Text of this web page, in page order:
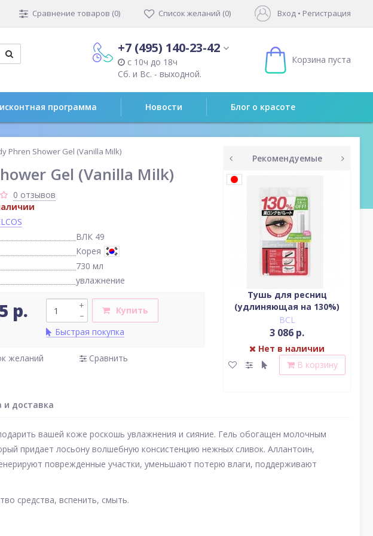
Сравнение товаров (0) Список желаний (0) Вход • Регистрация
+7 (495) 140-23-42
с 10ч до 18ч
Сб. и Вс. - выходной.
Корзина пуста
программа Новости Блог о красоте
Phren Shower Gel (Vanilla Milk)
Gel (Vanilla Milk)
0 отзывов
ВЛК 49
Корея
730 мл
увлажнение
р. –
+
Купить
Быстрая покупка
желаний Сравнить
Рекомендуемые
(цвет
черный)
BCL
2 379 р.
В корзину
эффектом сияющего
блеска (серебро)
BCL
Тушь для ресниц
(удлиняющая на 130%)
BCL
3 086 р.
Нет в наличии
В корзину
и доставка
вашей коже роскошь увлажнения и сияние. Гель обогащен молочным
придает лосьону волшебную консистенцию нежных сливок. Аллантоин,
поврежденные участки, уменьшают потерю влаги, поддерживают
средства, вспенить, смыть.